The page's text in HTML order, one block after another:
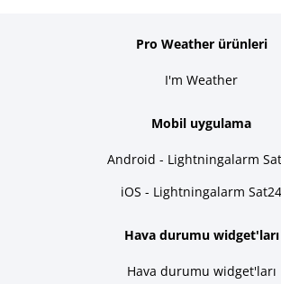
Pro Weather ürünleri
I'm Weather
Mobil uygulama
Android - Lightningalarm
iOS - Lightningalarm Sat24
Hava durumu widget'ları
Hava durumu widget'ları